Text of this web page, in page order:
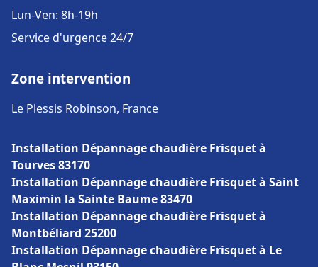
Lun-Ven: 8h-19h
Service d'urgence 24/7
Zone intervention
Le Plessis Robinson, France
Installation Dépannage chaudière Frisquet à
Tourves 83170
Installation Dépannage chaudière Frisquet à Saint
Maximin la Sainte Baume 83470
Installation Dépannage chaudière Frisquet à
Montbéliard 25200
Installation Dépannage chaudière Frisquet à Le